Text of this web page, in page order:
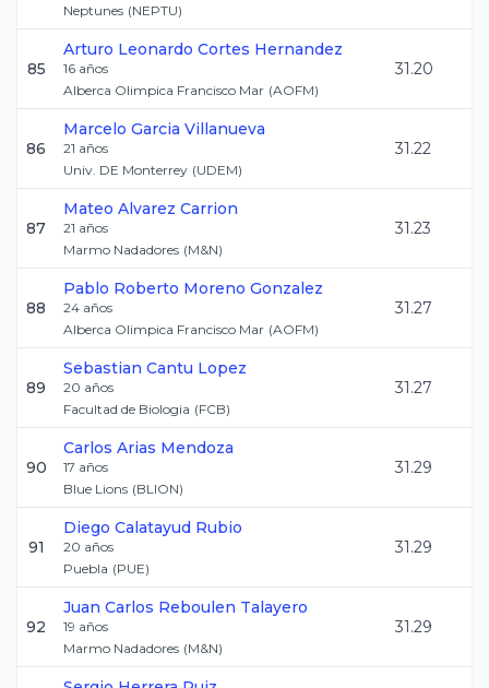
Neptunes (NEPTU)
85
Arturo Leonardo Cortes Hernandez
16 años
Alberca Olimpica Francisco Mar (AOFM)
31.20
86
Marcelo Garcia Villanueva
21 años
Univ. DE Monterrey (UDEM)
31.22
87
Mateo Alvarez Carrion
21 años
Marmo Nadadores (M&N)
31.23
88
Pablo Roberto Moreno Gonzalez
24 años
Alberca Olimpica Francisco Mar (AOFM)
31.27
89
Sebastian Cantu Lopez
20 años
Facultad de Biologia (FCB)
31.27
90
Carlos Arias Mendoza
17 años
Blue Lions (BLION)
31.29
91
Diego Calatayud Rubio
20 años
Puebla (PUE)
31.29
92
Juan Carlos Reboulen Talayero
19 años
Marmo Nadadores (M&N)
31.29